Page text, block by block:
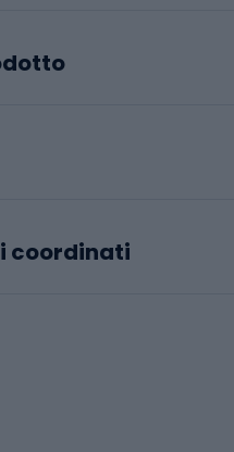
coordinati